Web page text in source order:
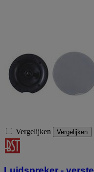
Vergelijken Vergelijken